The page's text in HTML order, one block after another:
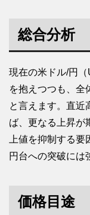
総合分析
現在の米ドル/円
を抱えつつも、全
と言えます。直近
ば、更なる上昇が
上値を抑制する
円台への突破には
価格目途